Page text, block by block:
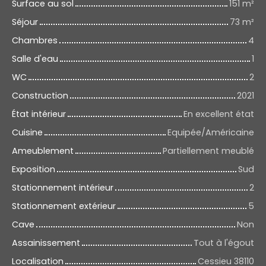
Surface au sol 151 m²
Séjour
73 m²
Chambres
4
Salle d'eau
1
WC
2
Construction
2021
État intérieur
En excellent état
Cuisine
Equipée/Américaine
Ameublement
Partiellement meublé
Exposition
Sud
Stationnement intérieur
2
Stationnement extérieur
5
Cave
Non
Assainissement
Tout à l'égout
Localisation
Cessieu 38110